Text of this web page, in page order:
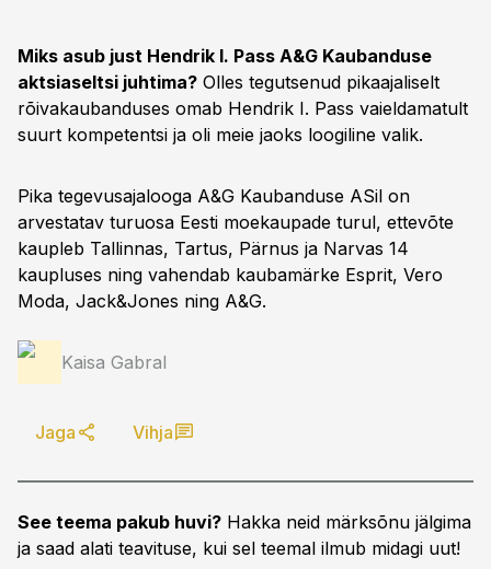
Miks asub just Hendrik I. Pass A&G Kaubanduse
aktsiaseltsi juhtima? Olles tegutsenud pikaajaliselt
rõivakaubanduses omab Hendrik I. Pass vaieldamatult
suurt kompetentsi ja oli meie jaoks loogiline valik.
Pika tegevusajalooga A&G Kaubanduse ASil on
arvestatav turuosa Eesti moekaupade turul, ettevõte
kaupleb Tallinnas, Tartus, Pärnus ja Narvas 14
kaupluses ning vahendab kaubamärke Esprit, Vero
Moda, Jack&Jones ning A&G.
Kaisa Gabral
Jaga Vihja
See teema pakub huvi? Hakka neid märksõnu jälgima
ja saad alati teavituse, kui sel teemal ilmub midagi uut!